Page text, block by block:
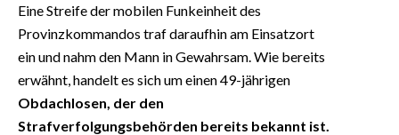
Eine Streife der mobilen Funkeinheit des
Provinzkommandos traf daraufhin am Einsatzort
ein und nahm den Mann in Gewahrsam. Wie bereits
erwähnt, handelt es sich um einen 49-jährigen
Obdachlosen, der den
Strafverfolgungsbehörden bereits bekannt ist.